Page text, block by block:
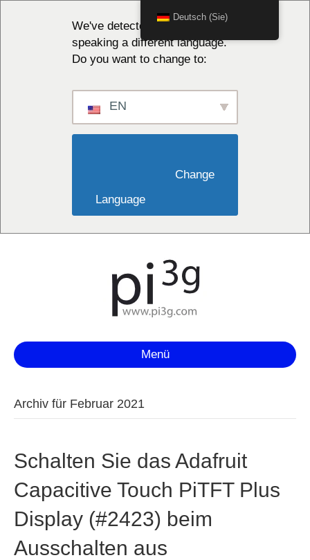
We've detected you might be
speaking a different language.
Do you want to change to:
EN
Language
Menü
Archiv für Februar 2021
Schalten Sie das Adafruit
Capacitive Touch PiTFT Plus
Display (#2423) beim
Ausschalten aus
Deutsch (Sie)